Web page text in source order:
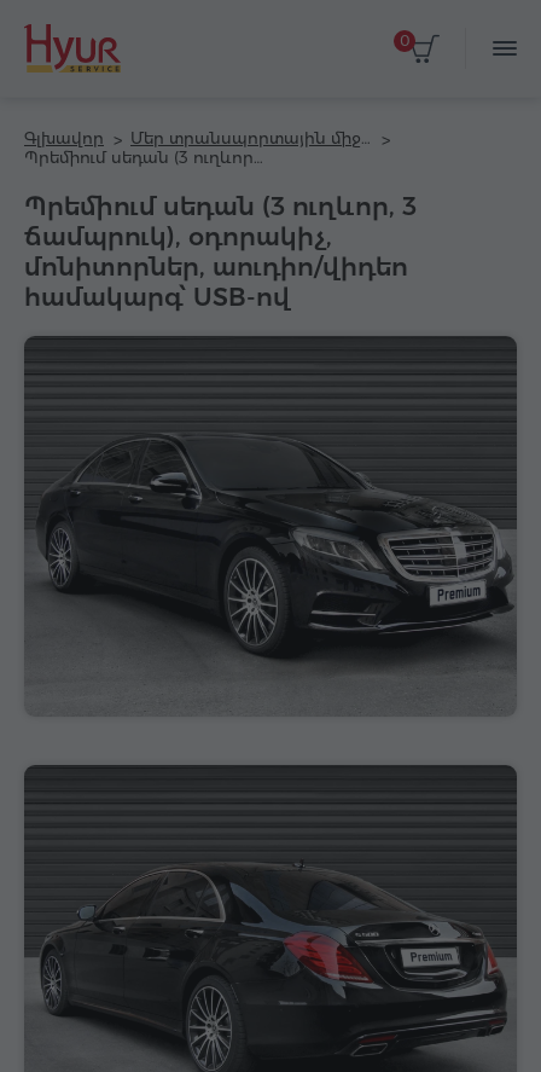
0
Գլխավոր
Պրեմիում սեդան (3 ուղևոր, 3
ճամպրուկ), օդորակիչ,
մոնիտորներ, աուդիո/վիդեո
համակարգ՝ USB-ով